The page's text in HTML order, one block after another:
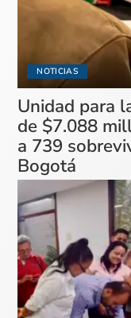
NOTICIAS
Unidad para
de $7.088
a 739
Bogotá